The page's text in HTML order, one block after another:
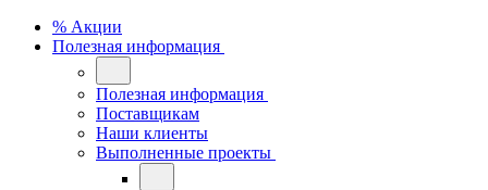
% Акции
Полезная информация
Полезная информация
Поставщикам
Наши клиенты
Выполненные проекты